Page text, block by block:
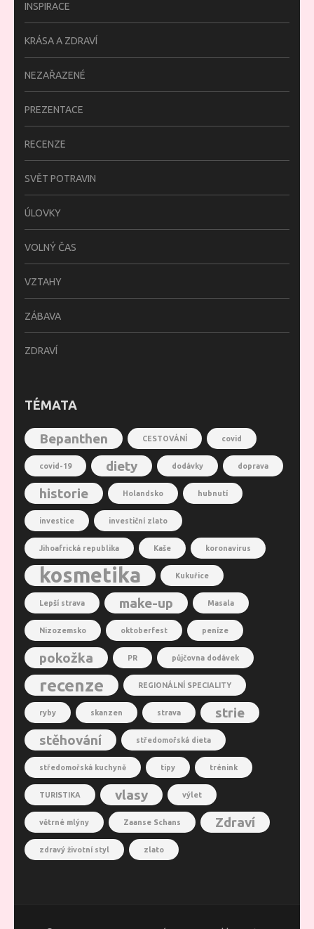
INSPIRACE
KRÁSA A ZDRAVÍ
NEZAŘAZENÉ
PREZENTACE
RECENZE
SVĚT POTRAVIN
ÚLOVKY
VOLNÝ ČAS
VZTAHY
ZÁBAVA
ZDRAVÍ
TÉMATA
Bepanthen CESTOVÁNÍ covid
covid-19 diety dodávky doprava
historie Holandsko hubnutí
investice investiční zlato
Jihoafrická republika Kaše koronavirus
kosmetika Kukuřice
Lepší strava make-up Masala
Nizozemsko oktoberfest peníze
pokožka PR půjčovna dodávek
recenze REGIONÁLNÍ SPECIALITY
ryby skanzen strava
strie
stěhování
středomořská dieta
středomořská kuchyně tipy trénink
TURISTIKA vlasy výlet
větrné mlýny Zaanse Schans Zdraví
zdravý životní styl zlato